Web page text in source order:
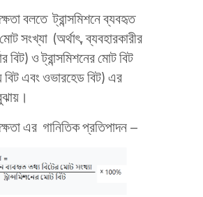
বলতে ট্রান্সমিশনে ব্যবহৃত
সংখ্যা (অর্থাৎ, ব্যবহারকারীর
বিট) ও ট্রান্সমিশনের মোট বিট
এবং ওভারহেড বিট) এর
এর গানিতিক প্রতিপাদন –